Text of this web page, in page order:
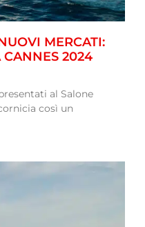
MERCATI:
CANNES 2024
al Salone
così un